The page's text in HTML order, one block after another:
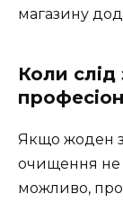
магазину
Коли слід
Якщо жоден з
очищення не
можливо,